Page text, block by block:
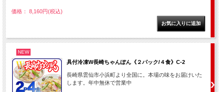
価格： 8,160円(税込)
NEW
具付冷凍W長崎ちゃんぽん《２パック/４食》C-2
長崎県雲仙市小浜町より全国に。本場の味をお届けいた
します。年中無休で営業中